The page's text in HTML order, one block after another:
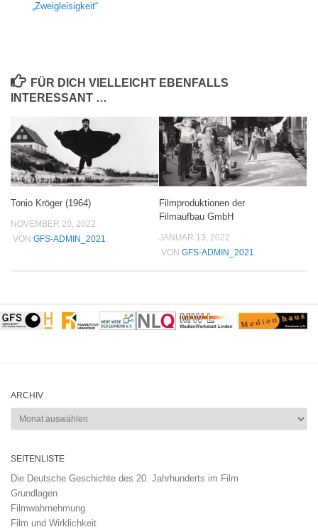
„Zweigleisigkeit“
FÜR DICH VIELLEICHT EBENFALLS
INTERESSANT …
Tonio Kröger (1964)
NOVEMBER 20, 2022
VON GFS-ADMIN_2021
Filmproduktionen der
Filmaufbau GmbH
JANUAR 13, 2022
VON GFS-ADMIN_2021
ARCHIV
Archiv
SEITENLISTE
Die Deutsche Geschichte des 20. Jahrhunderts im Film
Grundlagen
Filmwahrnehmung
Film und Wirklichkeit